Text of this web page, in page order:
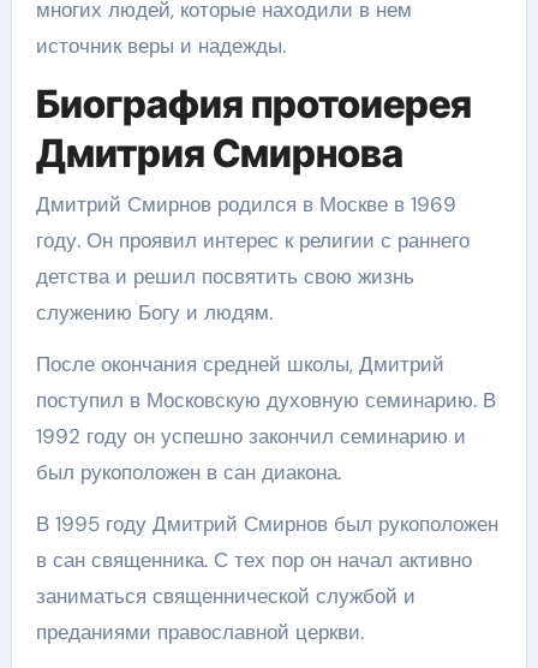
многих людей, которые находили в нем
источник веры и надежды.
Биография протоиерея
Дмитрия Смирнова
Дмитрий Смирнов родился в Москве в 1969
году. Он проявил интерес к религии с раннего
детства и решил посвятить свою жизнь
служению Богу и людям.
После окончания средней школы, Дмитрий
поступил в Московскую духовную семинарию. В
1992 году он успешно закончил семинарию и
был рукоположен в сан диакона.
В 1995 году Дмитрий Смирнов был рукоположен
в сан священника. С тех пор он начал активно
заниматься священнической службой и
преданиями православной церкви.